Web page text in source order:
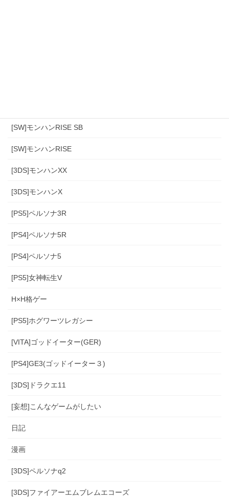
[SW]モンハンRISE SB
[SW]モンハンRISE
[3DS]モンハンXX
[3DS]モンハンX
[PS5]ペルソナ3R
[PS4]ペルソナ5R
[PS4]ペルソナ5
[PS5]女神転生V
H×H格ゲー
[PS5]ホグワーツレガシー
[VITA]ゴッドイーター(GER)
[PS4]GE3(ゴッドイーター３)
[3DS]ドラクエ11
[妄想]こんなゲームがしたい
日記
漫画
[3DS]ペルソナq2
[3DS]ファイアーエムブレムエコーズ